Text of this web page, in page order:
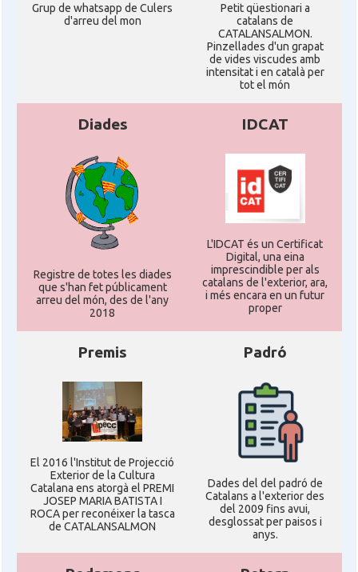
Grup de whatsapp de Culers
d'arreu del mon
Petit qüestionari a
catalans de
CATALANSALMON.
Pinzellades d'un grapat
de vides viscudes amb
intensitat i en català per
tot el món
Diades
Registre de totes les diades
que s'han fet públicament
arreu del món, des de l'any
2018
IDCAT
L'IDCAT és un Certificat
Digital, una eina
imprescindible per als
catalans de l'exterior, ara,
i més encara en un futur
proper
Premis
El 2016 l'Institut de Projecció
Exterior de la Cultura
Catalana ens atorgà el PREMI
JOSEP MARIA BATISTA I
ROCA per reconéixer la tasca
de CATALANSALMON
Padró
Dades del del padró de
Catalans a l'exterior des
del 2009 fins avui,
desglossat per paisos i
anys.